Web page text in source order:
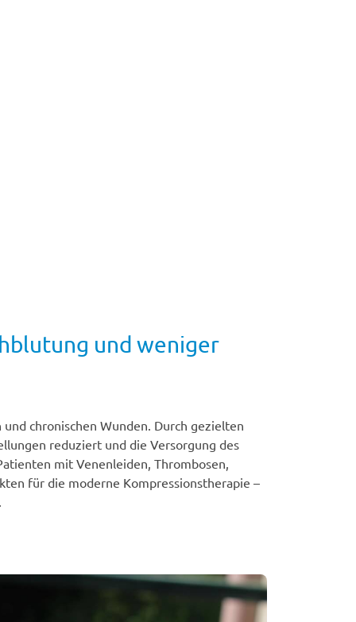
und weniger
chronischen Wunden. Durch gezielten
reduziert und die Versorgung des
mit Venenleiden, Thrombosen,
für die moderne Kompressionstherapie –